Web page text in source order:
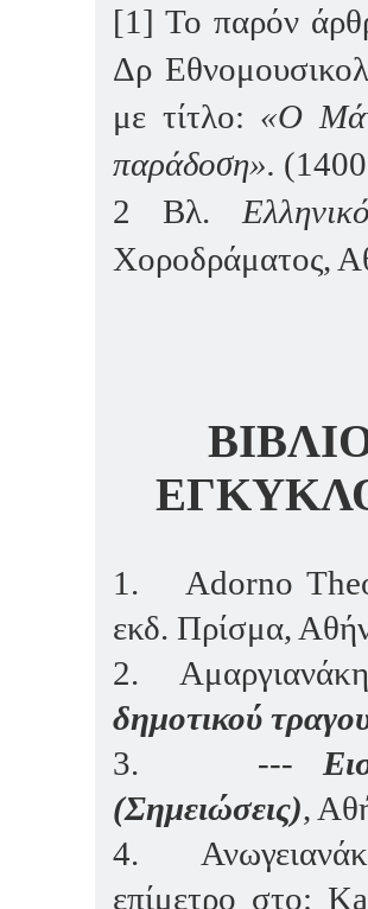
[1] Το παρόν
Δρ
με τίτλο: «Ο
παράδοση».
2 Βλ.
Χοροδράματος,
1. Adorno
εκδ. Πρίσμα,
2.
δημοτικού
3.
---
(Σημειώσεις),
4.
επίμετρο στο: